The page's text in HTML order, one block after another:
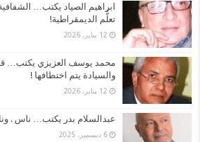
ابراهيم الصياد يكتب…
تعلُّم الديمقراطية!
12 يناير، 2026
محمد يوسف العزيزي يكتب…
والسيادة يتم اختطافها !
12 يناير، 2026
عبدالسلام بدر يكتب… ناس .
6 ديسمبر، 2025